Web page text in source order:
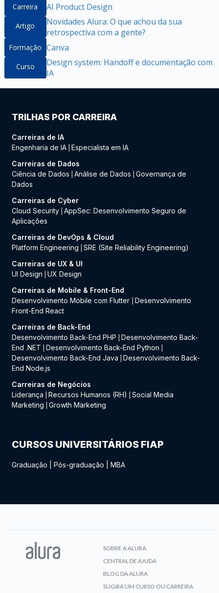
Carreira AI Product Design
Artigo
Novidades Alura: O que achou da sua
retrospectiva com a gente?
Formação Canva
Curso
Design system: Handoff e documentação com
IA
TRILHAS POR CARREIRA
Carreiras de IA
Engenharia de IA Especialista em IA
Carreiras de Dados
Ciência de Dados
Análise de Dados
Governança de
Dados
Carreiras de Cyber
Cloud Security AppSec: Desenvolvimento Seguro de
Aplicações
Carreiras de DevOps & Cloud
Platform Engineering
SRE (Site Reliability Engineering)
Carreiras de UX & UI
UI Design
UX Design
Carreiras de Mobile & Front-End
Desenvolvimento Mobile com Flutter
Desenvolvimento
Front-End React
Carreiras de Back-End
Desenvolvimento Back-End PHP
Desenvolvimento Back-
End .NET
Desenvolvimento Back-End Python
Desenvolvimento Back-End Java
Desenvolvimento Back-
End Node.js
Carreiras de Negócios
Liderança
Recursos Humanos (RH)
Social Media
Marketing
Growth Marketing
CURSOS UNIVERSITÁRIOS FIAP
Graduação Pós-graduação MBA
SOBRE A ALURA
CENTRAL DE AJUDA
BLOG DA ALURA
SUGIRA UM CURSO OU CARREIRA